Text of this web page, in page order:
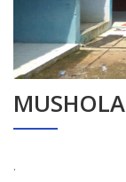
MUSHOLA
.